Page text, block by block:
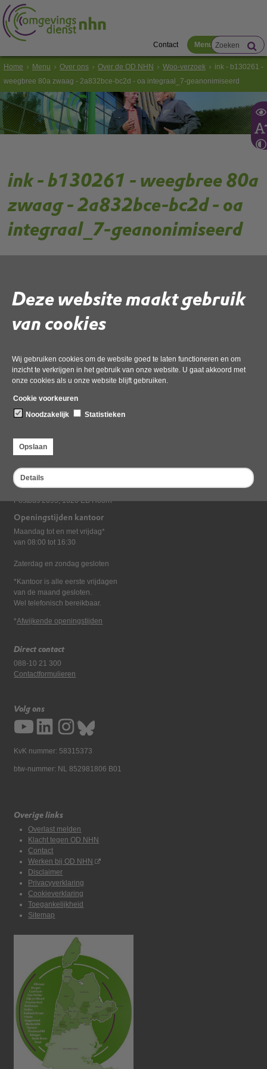
Deze website maakt gebruik
van cookies
Wij gebruiken cookies om de website goed te laten functioneren en om
inzicht te verkrijgen in het gebruik van onze website. U gaat akkoord met
onze cookies als u onze website blijft gebruiken.
Cookie voorkeuren
Noodzakelijk
Statistieken
Opslaan
Details
Contact Menu
Home Menu Over ons Over de OD NHN Woo-verzoek
ink - b130261 -
weegbree 80a zwaag - 2a832bce-bc2d - oa integraal_7-geanonimiseerd
ink - b130261 - weegbree 80a
zwaag - 2a832bce-bc2d - oa
integraal_7-geanonimiseerd
integraal_7-geanonimiseerd’,
02 juni 2026,pdf, 73kB
Bezoekadres
Dampten 2, 1624 NR Hoorn
Postadres
Postbus 2095, 1620 EB Hoorn
Openingstijden kantoor
Maandag tot en met vrijdag*
van 08:00 tot 16:30
Zaterdag en zondag gesloten
*Kantoor is alle eerste vrijdagen
van de maand gesloten.
Wel telefonisch bereikbaar.
*Afwijkende openingstijden
Direct contact
088-10 21 300
Contactformulieren
Volg ons
KvK nummer: 58315373
btw-nummer: NL 852981806 B01
Overige links
Overlast melden
Klacht tegen OD NHN
Contact
Werken bij OD NHN
Disclaimer
Privacyverklaring
Cookieverklaring
Toegankelijkheid
Sitemap